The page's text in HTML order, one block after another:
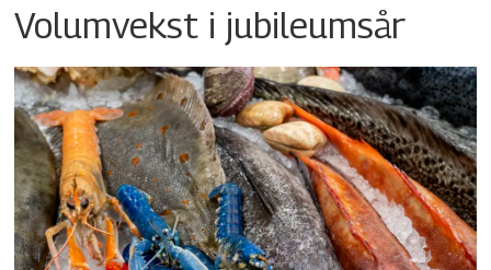
Volumvekst i jubileumsår